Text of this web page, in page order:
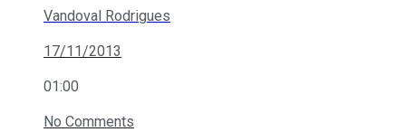
Vandoval Rodrigues
17/11/2013
01:00
No Comments